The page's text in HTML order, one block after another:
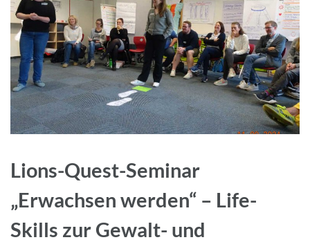
Lions-Quest-Seminar
„Erwachsen werden“ – Life-
Skills zur Gewalt- und